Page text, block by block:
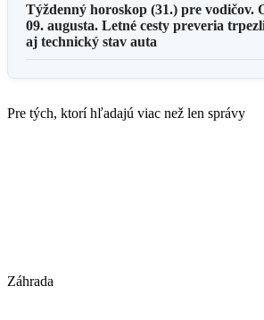
Týždenný horoskop (31.) pre vodičov.
09. augusta. Letné cesty preveria
aj technický stav auta
Pre tých, ktorí hľadajú viac než len správy
Záhrada